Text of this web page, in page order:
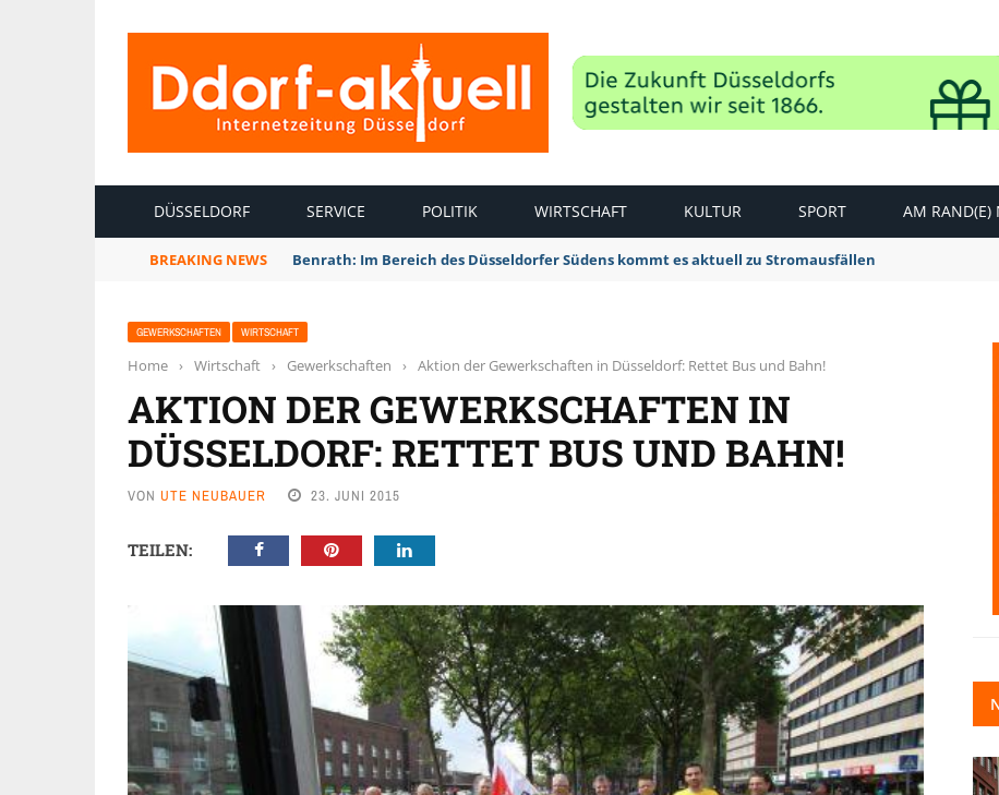
DÜSSELDORF SERVICE POLITIK WIRTSCHAFT KULTUR SPORT AM RAND(E)
BREAKING NEWS Benrath: Im Bereich des Düsseldorfer Südens kommt es aktuell zu Stromausfällen
GEWERKSCHAFTEN WIRTSCHAFT
Home › Wirtschaft › Gewerkschaften › Aktion der Gewerkschaften in Düsseldorf: Rettet Bus und Bahn!
AKTION DER GEWERKSCHAFTEN IN
DÜSSELDORF: RETTET BUS UND BAHN!
VON UTE NEUBAUER 23. JUNI 2015
TEILEN: